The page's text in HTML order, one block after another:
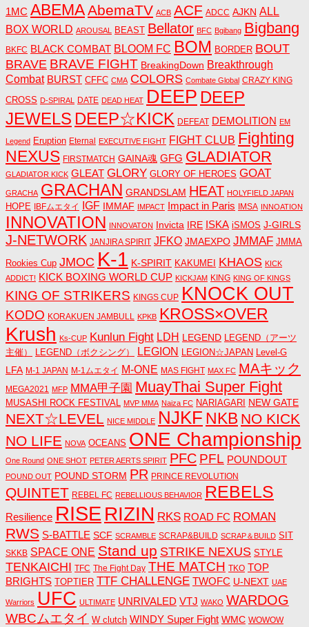
1MC ABEMAAbemaTV ACB ACF ADCC AJKN ALL
BOX WORLD AROUSAL BEAST Bellator BFC Bgibang Bigbang
BKFC BLACK COMBAT BLOOM FC BOM BORDER BOUT
BRAVE BRAVE FIGHT BreakingDown Breakthrough
Combat BURST CFFC CMA COLORS Combate Global CRAZY KING
CROSS D-SPIRAL DATE DEAD HEAT DEEP DEEP
JEWELS DEEP☆KICK DEFEAT DEMOLITION EM
Legend Eruption Eternal EXECUTIVE FIGHT FIGHT CLUB Fighting
NEXUS FIRSTMATCH GAINA魂 GFG GLADIATOR
GLADIATOR KICK GLEAT GLORY GLORY OF HEROES GOAT
GRACHA GRACHAN GRANDSLAM HEAT HOLYFIELD JAPAN
HOPE IBFムエタイ IGF IMMAF IMPACT Impact in Paris IMSA INNOATION
INNOVATION INNOVATON Invicta IRE ISKA iSMOS J-GIRLS
J-NETWORK JANJIRA SPIRIT JFKO JMAEXPO JMMAF JMMA
Rookies Cup JMOC K-1 K-SPIRIT KAKUMEI KHAOS KICK
ADDICT! KICK BOXING WORLD CUP KICKJAM KING KING OF KINGS
KING OF STRIKERS KINGS CUP KNOCK OUT
KODO KORAKUEN JAMBULL KPKB KROSS×OVER
Krush Ks-CUP Kunlun Fight LDH LEGEND LEGEND（アーツ
主催）
LEGEND（ボクシング） LEGION LEGION☆JAPAN Level-G
LFA M-1 JAPAN M-1ムエタイ M-ONE MAS FIGHT MAX FC MAキック
MEGA2021 MFP MMA甲子園 MuayThai Super Fight
MUSASHI ROCK FESTIVAL MVP MMA Naiza FC NARIAGARI NEW GATE
NEXT☆LEVEL NICE MIDDLE NJKF NKB NO KICK
NO LIFE NOVA OCEANS ONE Championship
One Round ONE SHOT PETER AERTS SPIRIT PFC PFL POUNDOUT
POUND OUT POUND STORM PR PRINCE REVOLUTION
QUINTET REBEL FC REBELLIOUS BEHAVIOR REBELS
Resilience RISE RIZIN RKS ROAD FC ROMAN
RWS S-BATTLE SCF SCRAMBLE SCRAP&BUILD SCRAP＆BUILD SIT
SKKB SPACE ONE Stand up STRIKE NEXUS STYLE
TENKAICHI TFC The Fight Day THE MATCH TKO TOP
BRIGHTS TOPTIER TTF CHALLENGE TWOFC U-NEXT UAE
Warriors UFC ULTIMATE UNRIVALED VTJ WAKO WARDOG
WBCムエタイ W clutch WINDY Super Fight WMC WOWOW